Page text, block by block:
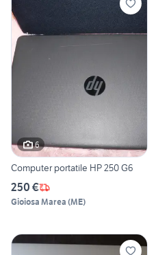
6
Computer portatile HP 250 G6
250 €
Gioiosa Marea (ME)